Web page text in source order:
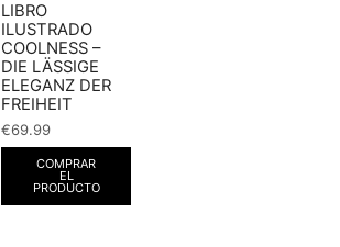
LIBRO
ILUSTRADO
COOLNESS –
DIE LÄSSIGE
ELEGANZ DER
FREIHEIT
€69.99
COMPRAR
EL
PRODUCTO